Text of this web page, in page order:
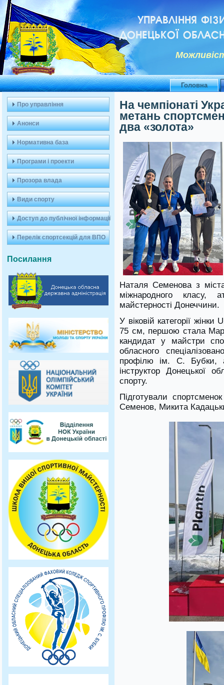
УПРАВЛІННЯ
ДОНЕЦЬКОЇ
Головна
Про управління
Анонси
Нормативна база
Програми і проекти
Прозора влада
Види спорту
Доступ до публічної інформації
Перелік спортсекцій для ВПО
Посилання
На чемпіонаті
метань
два «золота»
Наталя Семенова з
міжнародного класу,
майстерності Донеччини.
У віковій категорії
75 см, першою стала
кандидат у майстри
обласного
профілю ім. С. Бубки,
інструктор Донецької
спорту.
Підготували
Семенов, Микита